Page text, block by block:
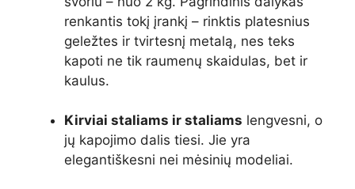
renkantis tokį įrankį – rinktis platesnius
geležtes ir tvirtesnį metalą, nes teks
kapoti ne tik raumenų skaidulas, bet ir
kaulus.
Kirviai staliams ir staliams lengvesni, o
jų kapojimo dalis tiesi. Jie yra
elegantiškesni nei mėsinių modeliai.